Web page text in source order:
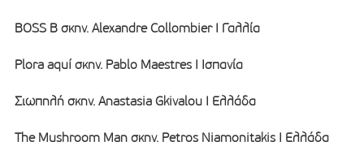
BOSS B σκην. Alexandre Collombier I Γαλλία
Plora aquí σκην. Pablo Maestres I Ισπανία
Σιωπηλή σκην. Anastasia Gkivalou I Ελλάδα
The Mushroom Man σκην. Petros Niamonitakis I Ελλάδα